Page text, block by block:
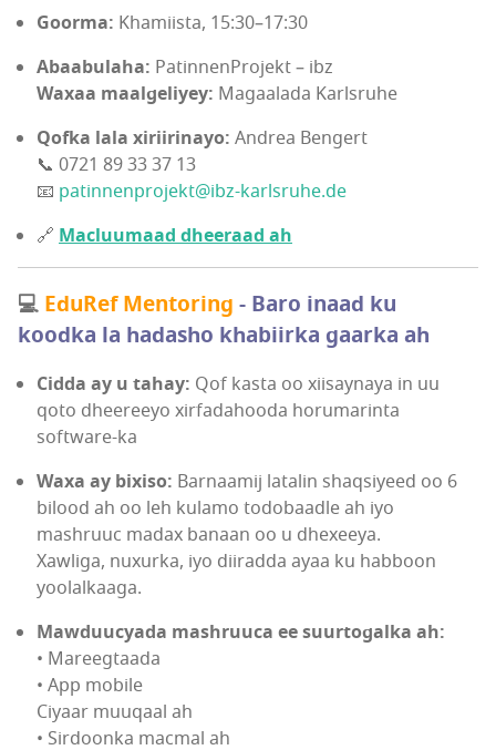
Goorma: Khamiista, 15:30–17:30
Abaabulaha: PatinnenProjekt – ibz
Waxaa maalgeliyey: Magaalada Karlsruhe
Qofka lala xiriirinayo: Andrea Bengert
📞 0721 89 33 37 13
📧 patinnenprojekt@ibz-karlsruhe.de
🔗 Macluumaad dheeraad ah
💻 EduRef Mentoring - Baro inaad ku
koodka la hadasho khabiirka gaarka ah
Cidda ay u tahay: Qof kasta oo xiisaynaya in uu
qoto dheereeyo xirfadahooda horumarinta
software-ka
Waxa ay bixiso: Barnaamij latalin shaqsiyeed oo 6
bilood ah oo leh kulamo todobaadle ah iyo
mashruuc madax banaan oo u dhexeeya.
Xawliga, nuxurka, iyo diiradda ayaa ku habboon
yoolalkaaga.
Mawduucyada mashruuca ee suurtogalka ah:
• Mareegtaada
• App mobile
Ciyaar muuqaal ah
• Sirdoonka macmal ah